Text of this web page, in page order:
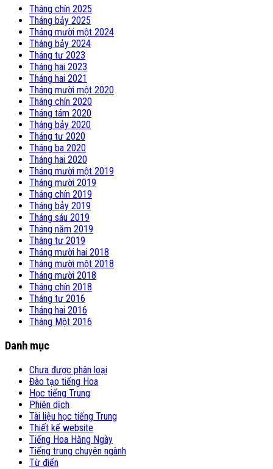
Tháng chín 2025
Tháng bảy 2025
Tháng mười một 2024
Tháng bảy 2024
Tháng tư 2023
Tháng hai 2023
Tháng hai 2021
Tháng mười một 2020
Tháng chín 2020
Tháng tám 2020
Tháng bảy 2020
Tháng tư 2020
Tháng ba 2020
Tháng hai 2020
Tháng mười một 2019
Tháng mười 2019
Tháng chín 2019
Tháng bảy 2019
Tháng sáu 2019
Tháng năm 2019
Tháng tư 2019
Tháng mười hai 2018
Tháng mười một 2018
Tháng mười 2018
Tháng chín 2018
Tháng tư 2016
Tháng hai 2016
Tháng Một 2016
Danh mục
Chưa được phân loại
Đào tạo tiếng Hoa
Học tiếng Trung
Phiên dịch
Tài liệu học tiếng Trung
Thiết kế website
Tiếng Hoa Hằng Ngày
Tiếng trung chuyên ngành
Từ điển